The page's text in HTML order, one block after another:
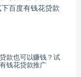
款也可以赚钱？试
有钱花贷款推广